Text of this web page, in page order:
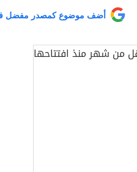
أضف موضوع كمصدر مفضل